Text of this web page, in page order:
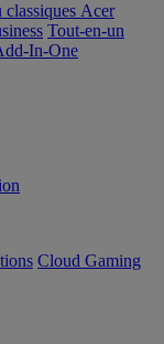
classiques Acer
Tout-en-un
In-One
Cloud Gaming